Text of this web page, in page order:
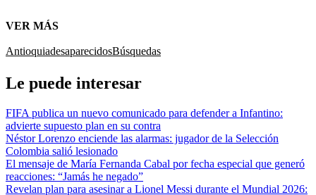
VER MÁS
AntioquiadesaparecidosBúsquedas
Le puede interesar
FIFA publica un nuevo comunicado para defender a Infantino:
advierte supuesto plan en su contra
Néstor Lorenzo enciende las alarmas: jugador de la Selección
Colombia salió lesionado
El mensaje de María Fernanda Cabal por fecha especial que generó
reacciones: “Jamás he negado”
Revelan plan para asesinar a Lionel Messi durante el Mundial 2026: